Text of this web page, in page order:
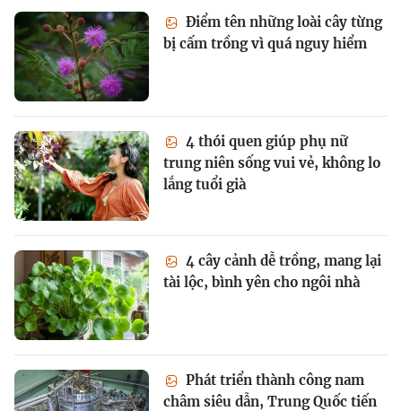
Điểm tên những loài cây từng
bị cấm trồng vì quá nguy hiểm
4 thói quen giúp phụ nữ
trung niên sống vui vẻ, không lo
lắng tuổi già
4 cây cảnh dễ trồng, mang lại
tài lộc, bình yên cho ngôi nhà
Phát triển thành công nam
châm siêu dẫn, Trung Quốc tiến